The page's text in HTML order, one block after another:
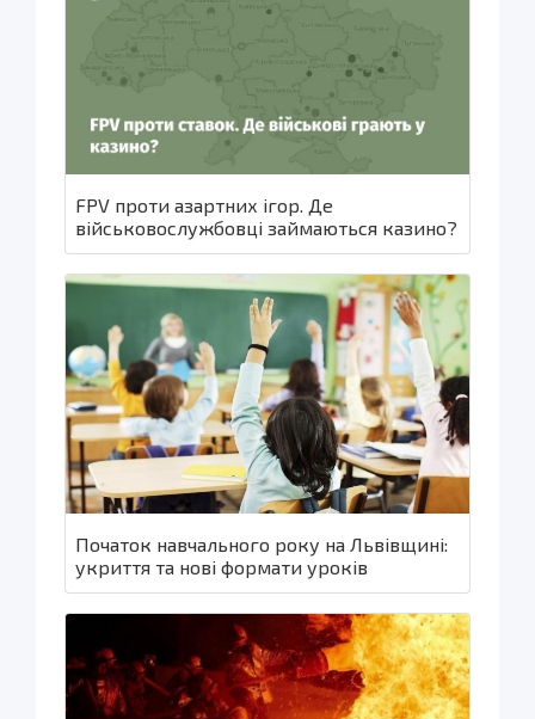
FPV проти азартних ігор. Де
військовослужбовці займаються казино?
Початок навчального року на Львівщині:
укриття та нові формати уроків